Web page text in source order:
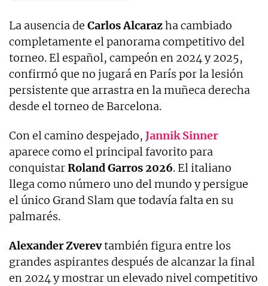
La ausencia de CarlosAlcarazha cambiado
completamente el panorama competitivo del
torneo. El español, campeón en 2024 y 2025,
confirmó que no jugará en París por la lesión
persistente que arrastra en la muñeca derecha
desde el torneo de Barcelona.
Con el camino despejado, Jannik Sinner
aparece como el principal favorito para
conquistarRoland Garros 2026. El italiano
llega como número uno del mundo y persigue
el único Grand Slam que todavía falta en su
palmarés.
Alexander Zverevtambién figura entre los
grandes aspirantes después de alcanzar la final
en 2024 y mostrar un elevado nivel competitivo